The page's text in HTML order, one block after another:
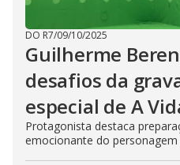
DO R7/09/10/2025
Guilherme
desafios da
especial de A
Protagonista destaca
emocionante do personagem